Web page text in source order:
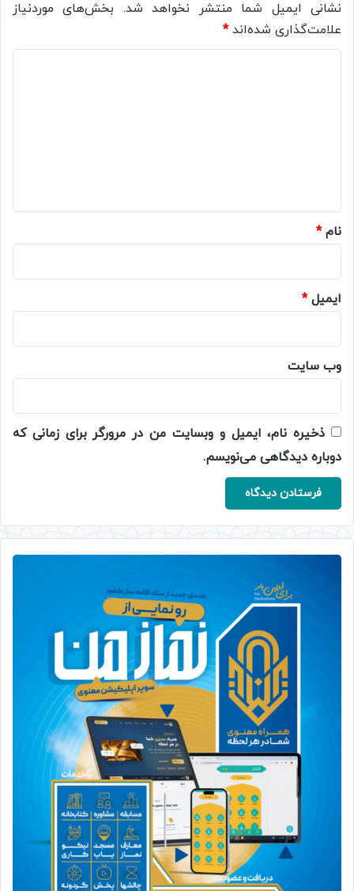
نشانی ایمیل شما منتشر نخواهد شد. بخش‌های موردنیاز
علامت‌گذاری شده‌اند*
نام*
ایمیل*
وب‌ سایت
ذخیره نام، ایمیل و وبسایت من در مرورگر برای زمانی که
دوباره دیدگاهی می‌نویسم.